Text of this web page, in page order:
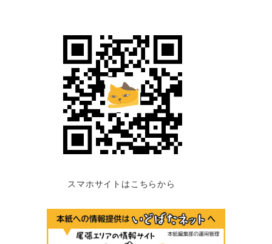
スマホサイトはこちらから